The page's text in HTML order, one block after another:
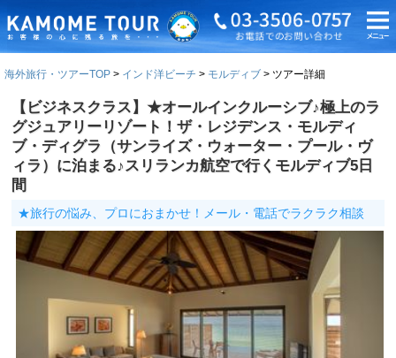
海外旅行・ツアーTOP インド洋ビーチ モルディブ ツアー詳細
【ビジネスクラス】★オールインクルーシブ♪極上のラ
グジュアリーリゾート！ザ・レジデンス・モルディ
ブ・ディグラ（サンライズ・ウォーター・プール・ヴ
ィラ）に泊まる♪スリランカ航空で行くモルディブ5日
間
★旅行の悩み、プロにおまかせ！メール・電話でラクラク相談